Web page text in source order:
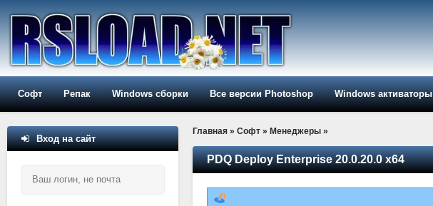
Софт Репак Windows сборки Все версии Photoshop Windows активаторы
Главная » Софт » Менеджеры »
PDQ Deploy Enterprise 20.0.20.0 x64
Вход на сайт